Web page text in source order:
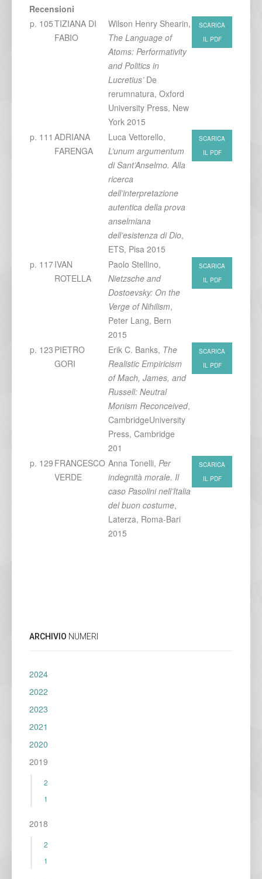
Recensioni
p. 105TIZIANA DI
FABIO
Wilson Henry Shearin,
The Language of
Atoms: Performativity
and Politics in
Lucretius’De
rerumnatura, Oxford
University Press, New
York 2015
SCARICA
IL PDF
p. 111 ADRIANA
FARENGA
Luca Vettorello,
L’unum argumentum
di Sant’Anselmo. Alla
ricerca
dell’interpretazione
autentica della prova
anselmiana
dell’esistenza di Dio,
ETS, Pisa 2015
SCARICA
IL PDF
p. 117IVAN
ROTELLA
Paolo Stellino,
Nietzsche and
Dostoevsky: On the
Verge of Nihilism,
Peter Lang, Bern
2015
SCARICA
IL PDF
p. 123 PIETRO
GORI
Erik C. Banks, The
Realistic Empiricism
of Mach, James, and
Russell: Neutral
Monism Reconceived,
CambridgeUniversity
Press, Cambridge
201
SCARICA
IL PDF
p. 129 FRANCESCO
VERDE
Anna Tonelli, Per
indegnità morale. Il
caso Pasolini nell’Italia
del buon costume,
Laterza, Roma-Bari
2015
SCARICA
IL PDF
ARCHIVIO NUMERI
2024
2022
2023
2021
2020
2019
2
1
2018
2
1